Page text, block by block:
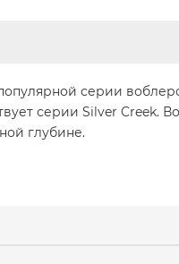
серии
серии Silver Creek.
глубине.